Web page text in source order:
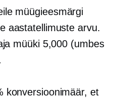
müügieesmärgi
aastatellimuste arvu.
müüki 5,000 (umbes
konversioonimäär, et